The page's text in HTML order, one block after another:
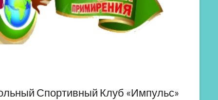
Спортивный Клуб «Импульс»